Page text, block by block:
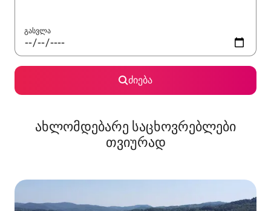
გასვლა
ძიება
ახლომდებარე საცხოვრებლები
თვიურად